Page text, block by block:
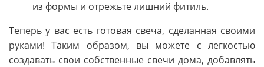
из формы и отрежьте лишний фитиль.
Теперь у вас есть готовая свеча, сделанная своими
руками! Таким образом, вы можете с легкостью
создавать свои собственные свечи дома, добавлять